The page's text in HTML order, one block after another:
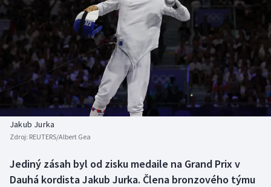
DALŠÍ SPORTY
Americký fotbal
Baseball a softbal
Basketbal
Biatlon
Box
NEPŘEHLÉDNĚTE
Soutěže
Historické návraty
Aplikace ČT sport
Jakub Jurka
Zdroj: REUTERS/Albert Gea
Jediný zásah byl od zisku medaile na Grand Prix v
Dauhá kordista Jakub Jurka. Člena bronzového týmu